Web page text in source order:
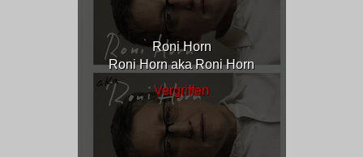
Roni Horn
Roni Horn aka Roni Horn
Vergriffen